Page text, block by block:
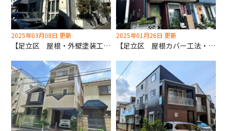
2025年03月08日 更新
【足立区 屋根・外壁塗装工事】最高品質の無機塗料を使用しています！
2025年01月26日 更新
【足立区 屋根カバー工法・外壁塗装】カラーシュミレーションで理想のお色をお探しします！.